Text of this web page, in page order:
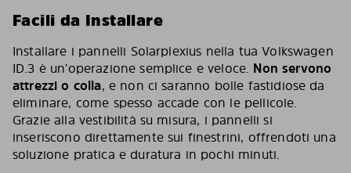
Facili da Installare
Installare i pannelli Solarplexius nella tua Volkswagen
ID.3 è un’operazione semplice e veloce. Non servono
attrezzi o colla, e non ci saranno bolle fastidiose da
eliminare, come spesso accade con le pellicole.
Grazie alla vestibilità su misura, i pannelli si
inseriscono direttamente sui finestrini, offrendoti una
soluzione pratica e duratura in pochi minuti.